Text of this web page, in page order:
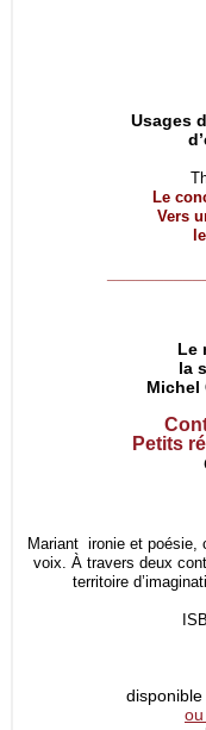
Usages
Le
Vers
Le
la
Michel
Petits
Mariant ironie et poésie,
voix. À travers deux
territoire